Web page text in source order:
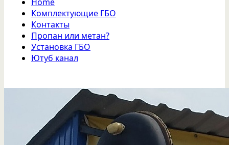
Комплектующие ГБО
Контакты
Пропан или метан?
Установка ГБО
Ютуб канал